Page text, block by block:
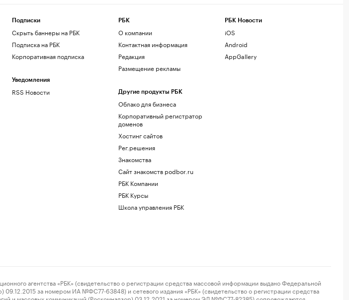
Подписки
Скрыть баннеры на РБК
Подписка на РБК
Корпоративная подписка
Уведомления
RSS Новости
РБК
О компании
Контактная информация
Редакция
Размещение рекламы
Другие продукты РБК
Облако для бизнеса
Корпоративный регистратор
доменов
Хостинг сайтов
Рег.решения
Знакомства
Сайт знакомств podbor.ru
РБК Компании
РБК Курсы
Школа управления РБК
РБК Новости
iOS
Android
AppGallery
агентства «РБК» (свидетельство о регистрации средства массовой информации выдано Федеральной
за номером ИА №ФС77-63848) и сетевого издания «РБК» (свидетельство о регистрации средства